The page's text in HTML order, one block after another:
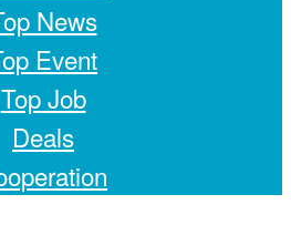
News
Event
Top Job
Deals